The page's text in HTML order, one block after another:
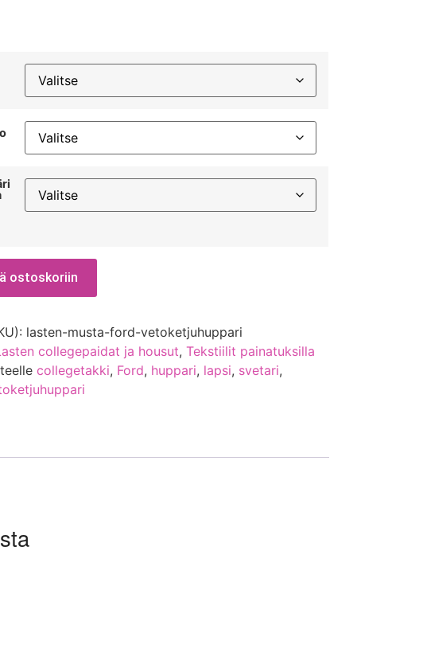
ostoskoriin
lasten-musta-ford-vetoketjuhuppari
collegepaidat ja housut,Tekstiilit painatuksilla
collegetakki, Ford, huppari, lapsi, svetari,